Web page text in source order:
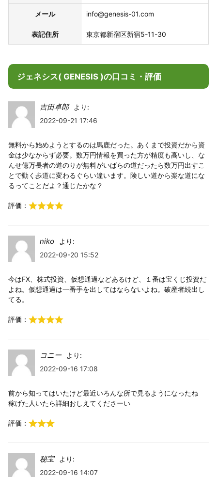
メール info@genesis-01.com
表記住所 東京都新宿区新宿5-11-30
ジェネシス( GENESIS )の口コミ・評価
吉田卓郎
より:
2022-09-21 17:46
無料から始めようとするのは馬鹿だった。あくまで投資だから資
金は少なからず必要。数万円情報を買った方が精度も高いし、な
んせ億万長者の道のりが無料がいばらの道だったら数万円出すこ
とで動く歩道に変わるぐらい違います。険しい道から楽な道にな
るってことだよ？通じたかな？
評価：
niko
より:
2022-09-20 15:52
今はFX、株式投資、仮想通過などあるけど、１番は宝くじ投資だ
よね。仮想通過は一番手を出してはならないよね。破産者続出し
てる。
評価：
コニー
より:
2022-09-16 17:08
前から知ってはいたけど最近いろんな所で見るようになったね
稼げた人いたら詳細おしえてくださーい
評価：
秘宝
より:
2022-09-16 14:07